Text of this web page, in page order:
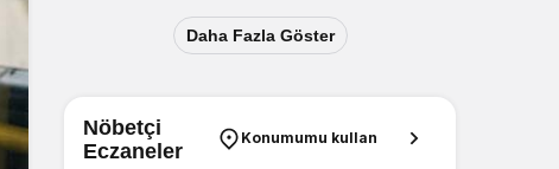
Daha Fazla Göster
Nöbetçi
Eczaneler
Konumumu kullan